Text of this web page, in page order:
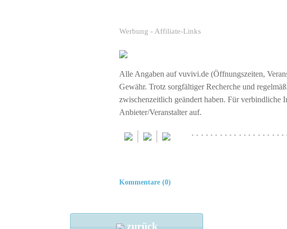
Werbung - Affiliate-Links
Alle Angaben auf vuvivi.de (Öffnungszeiten,
Gewähr. Trotz sorgfältiger Recherche und
zwischenzeitlich geändert haben. Für
Anbieter/Veranstalter auf.
Kommentare (0)
zurück